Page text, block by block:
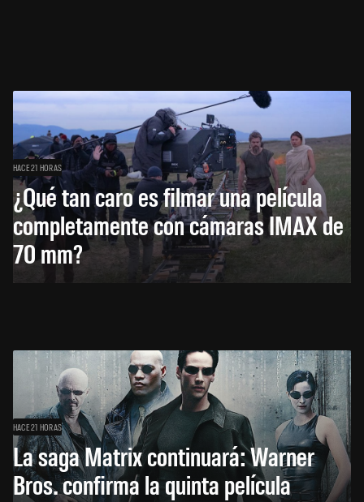
HACE 21 HORAS
¿Qué tan caro es filmar una película
completamente con cámaras IMAX de
70 mm?
HACE 21 HORAS
La saga Matrix continuará: Warner
Bros. confirma la quinta película